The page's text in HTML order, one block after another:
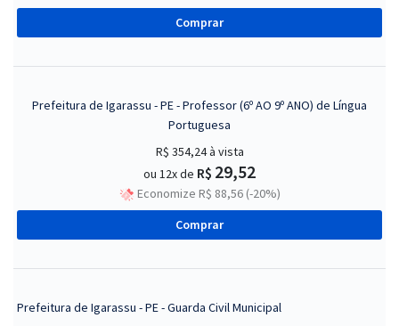
Comprar
Prefeitura de Igarassu - PE - Professor (6º AO 9º ANO) de Língua
Portuguesa
R$ 354,24à vista
ou 12x de R$ 29,52
Economize R$ 88,56 (-20%)
Comprar
Prefeitura de Igarassu - PE - Guarda Civil Municipal